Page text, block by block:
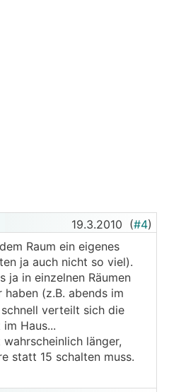
19.3.2010 (#4)
Raum ein eigenes
ja auch nicht so viel).
ja in einzelnen Räumen
(z.B. abends im
verteilt sich die
Haus...
länger,
statt 15 schalten muss.